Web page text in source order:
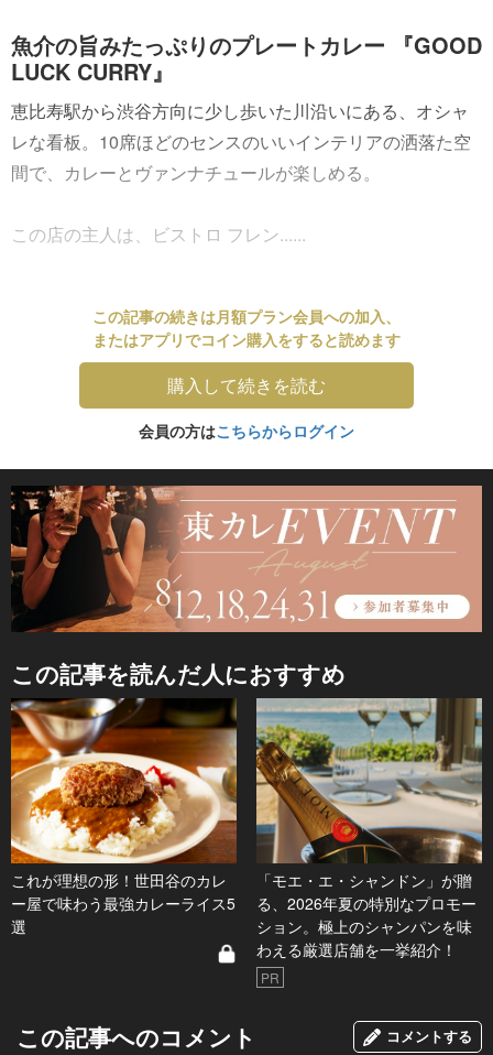
魚介の旨みたっぷりのプレートカレー 『GOOD
LUCK CURRY』
恵比寿駅から渋谷方向に少し歩いた川沿いにある、オシャ
レな看板。10席ほどのセンスのいいインテリアの洒落た空
間で、カレーとヴァンナチュールが楽しめる。
この店の主人は、ビストロ フレン......
この記事の続きは月額プラン会員への加入、
またはアプリでコイン購入をすると読めます
購入して続きを読む
会員の方はこちらからログイン
この記事を読んだ人におすすめ
これが理想の形！世田谷のカレ
ー屋で味わう最強カレーライス5
選
「モエ・エ・シャンドン」が贈
る、2026年夏の特別なプロモー
ション。極上のシャンパンを味
わえる厳選店舗を一挙紹介！
PR
この記事へのコメント コメントする